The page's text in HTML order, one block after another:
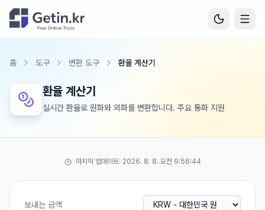
홈 도구 변환 도구 환율 계산기
환율 계산기
실시간 환율로 원화와 외화를 변환합니다. 주요 통화 지원
마지막 업데이트: 2026. 8. 8. 오전 9:56:44
보내는 금액